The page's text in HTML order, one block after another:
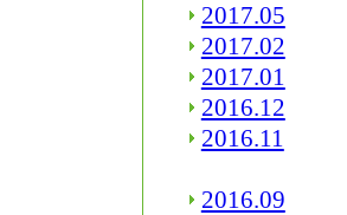
2017.05
2017.02
2017.01
2016.12
2016.11
2016.09